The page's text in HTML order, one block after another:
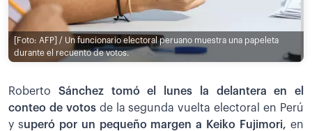
[Foto: AFP] / Un funcionario electoral peruano muestra una papeleta
durante el recuento de votos.
Roberto Sánchez tomó el lunes la delantera en el
conteo de votosde la segunda vuelta electoral en Perú
y superó por un pequeño margen a Keiko Fujimori, en